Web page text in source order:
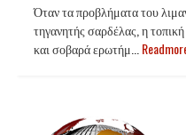
Όταν τα προβλήματα του
τηγανητής σαρδέλας, η
και σοβαρά ερωτήμ...